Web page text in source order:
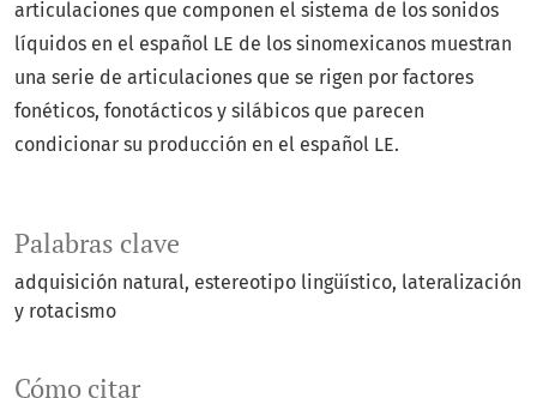
Palabras clave
adquisición natural estereotipo lingüístico lateralización
y rotacismo
Cómo citar
articulaciones que componen el sistema de los sonidos
líquidos en el español LE de los sinomexicanos muestran
una serie de articulaciones que se rigen por factores
fonéticos, fonotácticos y silábicos que parecen
condicionar su producción en el español LE.